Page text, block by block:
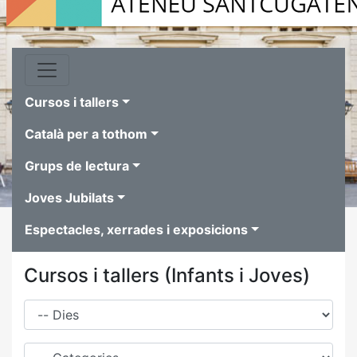
Cursos i tallers
Català per a tothom
Grups de lectura
Joves Jubilats
Espectacles, xerrades i exposicions
Cursos i tallers (Infants i Joves)
Dies
Família